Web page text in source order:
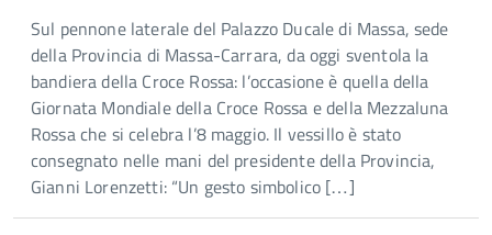
Sul pennone laterale del Palazzo Ducale di Massa, sede
della Provincia di Massa-Carrara, da oggi sventola la
bandiera della Croce Rossa: l’occasione è quella della
Giornata Mondiale della Croce Rossa e della Mezzaluna
Rossa che si celebra l’8 maggio. Il vessillo è stato
consegnato nelle mani del presidente della Provincia,
Gianni Lorenzetti: “Un gesto simbolico […]